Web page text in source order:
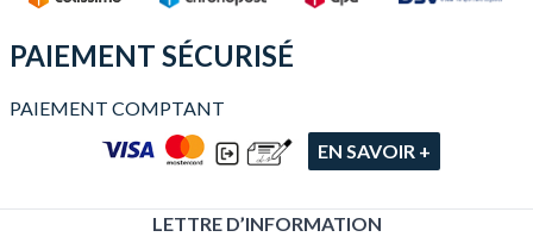
PAIEMENT SÉCURISÉ
PAIEMENT COMPTANT
EN SAVOIR +
LETTRE D’INFORMATION